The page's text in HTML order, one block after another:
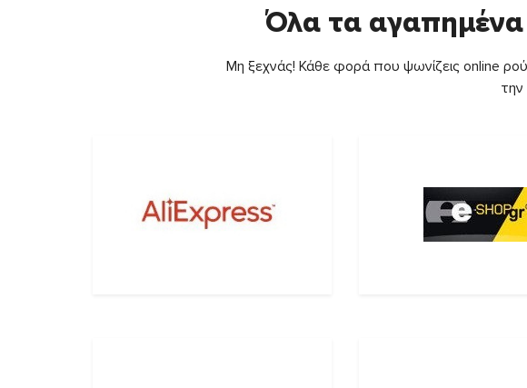
Όλα τα
Μη ξεχνάς! Κάθε φορά που ψωνίζεις online